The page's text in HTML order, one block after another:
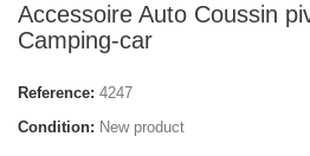
Accessoire Auto Coussin
Camping-car
Reference: 4247
Condition: New product